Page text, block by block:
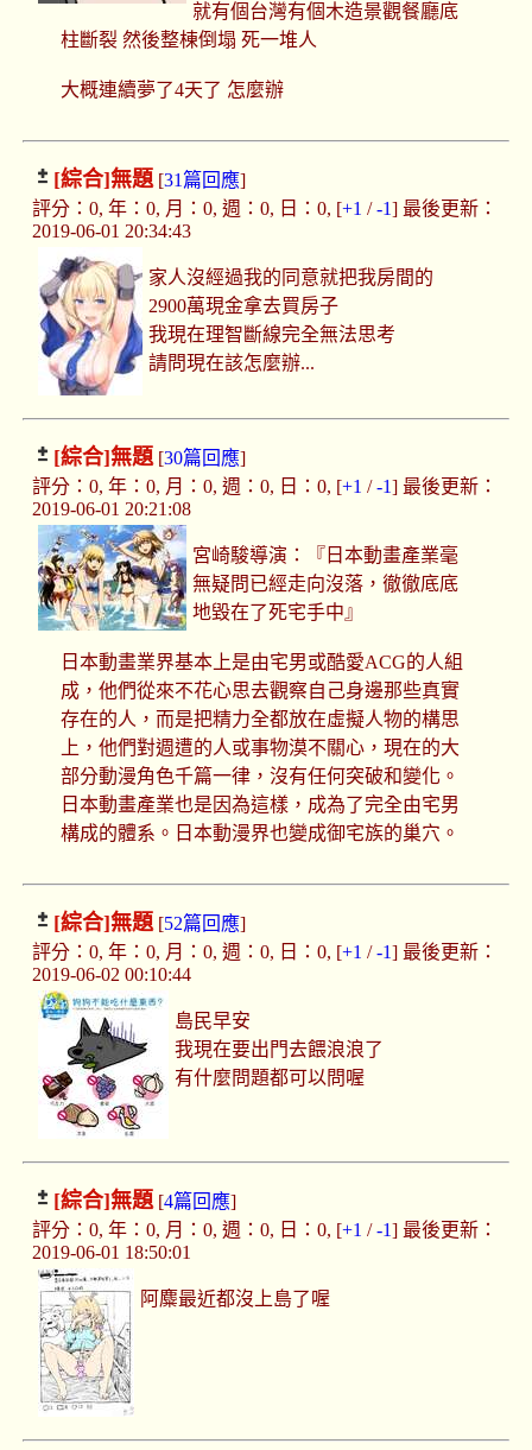
就有個台灣有個木造景觀餐廳底
柱斷裂 然後整棟倒塌 死一堆人
大概連續夢了4天了 怎麼辦
[綜合]無題[31篇回應]
評分：0, 年：0, 月：0, 週：0, 日：0, [+1 /-1] 最後更新：
2019-06-01 20:34:43
家人沒經過我的同意就把我房間的
2900萬現金拿去買房子
我現在理智斷線完全無法思考
請問現在該怎麼辦...
[綜合]無題[30篇回應]
評分：0, 年：0, 月：0, 週：0, 日：0, [+1 /-1] 最後更新：
2019-06-01 20:21:08
宮崎駿導演：『日本動畫產業毫
無疑問已經走向沒落，徹徹底底
地毀在了死宅手中』
日本動畫業界基本上是由宅男或酷愛ACG的人組
成，他們從來不花心思去觀察自己身邊那些真實
存在的人，而是把精力全都放在虛擬人物的構思
上，他們對週遭的人或事物漠不關心，現在的大
部分動漫角色千篇一律，沒有任何突破和變化。
日本動畫產業也是因為這樣，成為了完全由宅男
構成的體系。日本動漫界也變成御宅族的巢穴。
[綜合]無題[52篇回應]
評分：0, 年：0, 月：0, 週：0, 日：0, [+1 /-1] 最後更新：
2019-06-02 00:10:44
島民早安
我現在要出門去餵浪浪了
有什麼問題都可以問喔
[綜合]無題[4篇回應]
評分：0, 年：0, 月：0, 週：0, 日：0, [+1 /-1] 最後更新：
2019-06-01 18:50:01
阿麋最近都沒上島了喔